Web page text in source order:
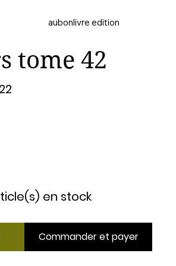
aubonlivre edition
tome 42
en stock
Commander et payer